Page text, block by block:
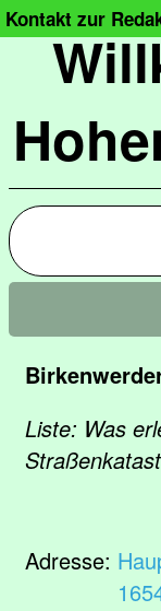
Kontakt zur
Liste: Was
Adresse: